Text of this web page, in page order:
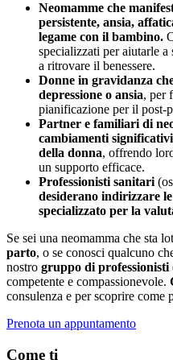
Neomamme che
persistente, ansia,
legame con il bambino.
specializzati per aiutarle
a ritrovare il benessere.
Donne in gravidanza
depressione o ansia, per
pianificazione per il post-
Partner e familiari di
cambiamenti
della donna, offrendo
un supporto efficace.
Professionisti sanitari
desiderano indirizzare
specializzato per la
Se sei una neomamma che sta
parto, o se conosci qualcuno
nostro gruppo di professionisti
competente e compassionevole.
consulenza e per scoprire come
Prenota un appuntamento
Come ti